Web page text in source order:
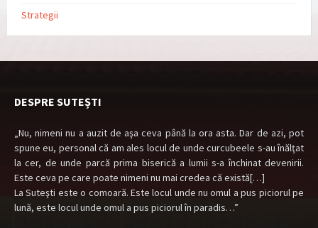
Strategii
DESPRE SUTEȘTI
„Nu, nimeni nu a auzit de aşa ceva până la ora asta. Dar de azi, pot
spune eu, personal că am ales locul de unde curcubeele s-au înălţat
la cer, de unde parcă prima biserică a lumii s-a închinat devenirii.
Este ceva pe care poate nimeni nu mai credea că există[…]
La Suteşti este o comoară. Este locul unde nu omul a pus piciorul pe
lună, este locul unde omul a pus piciorul în paradis…”